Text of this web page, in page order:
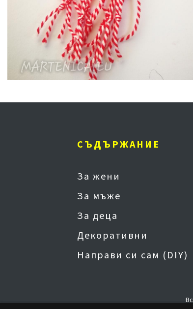
СЪДЪРЖАНИЕ
За жени
За мъже
За деца
Декоративни
Направи си сам (DIY)